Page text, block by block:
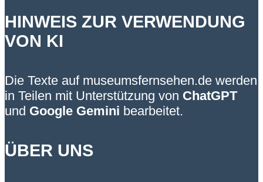
HINWEIS ZUR VERWENDUNG
VON KI
Die Texte auf museumsfernsehen.de werden
in Teilen mit Unterstützung von ChatGPT
und Google Gemini bearbeitet.
ÜBER UNS